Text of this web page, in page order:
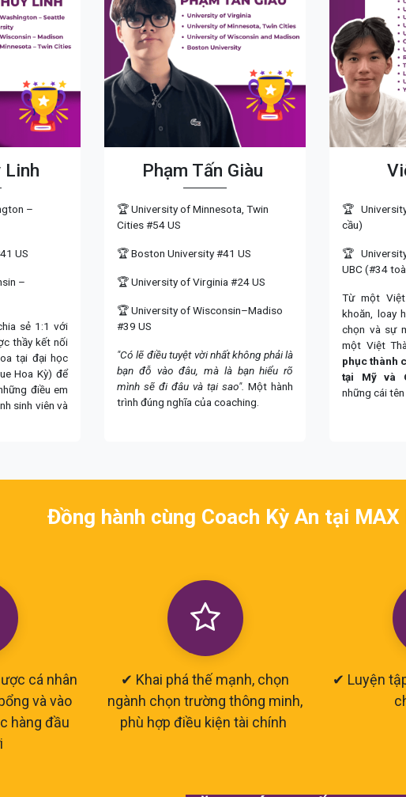
Linh
–
US
–
sẻ 1:1 với
thầy kết nối
tại đại học
Hoa Kỳ) để
điều em
sinh viên và
Phạm Tấn Giàu
🏆 University of Minnesota, Twin
Cities #54 US
🏆 Boston University #41 US
🏆 University of Virginia #24 US
🏆 University of Wisconsin–Madiso
#39 US
"Có lẽ điều tuyệt vời nhất không phải là
bạn đỗ vào đâu, mà là bạn hiểu rõ
mình sẽ đi đâu và tại sao". Một hành
trình đúng nghĩa của coaching.
🏆
cầu)
🏆
UBC (#34
Từ một Việt
khoăn, loay
chọn và sự
một Việt
phục thành
tại Mỹ và
những cái tên
Đồng hành cùng Coach Kỳ An tại
cá nhân
và vào
hàng đầu
✔ Khai phá thế mạnh, chọn
ngành chọn trường thông minh,
phù hợp điều kiện tài chính
✔ Luyện